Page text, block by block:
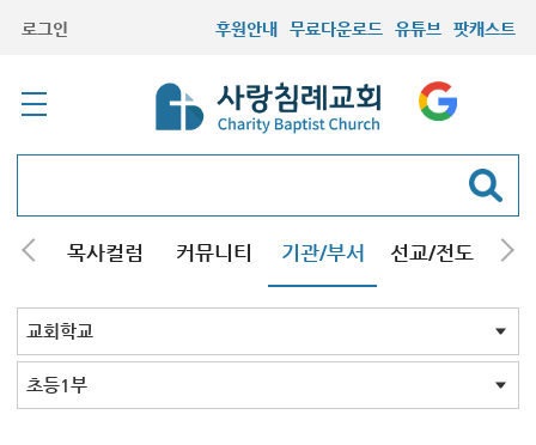
로그인 후원안내 무료다운로드 유튜브 팟캐스트
해 목사컬럼 커뮤니티 기관/부서 선교/전도 질
교회학교
청년부
청장년부
형제모임
자매모임
기타모임
어르신모임
영재과학반
신학원
교회학교 전체
유치부
초등1부